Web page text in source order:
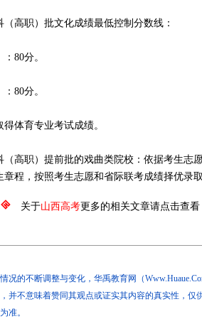
职）批文化成绩最低控制分数线：
80分。
80分。
体育专业考试成绩。
职）提前批的戏曲类院校：依据考生志
章程，按照考生志愿和省际联考成绩择优录
关于山西高考更多的相关文章请点击查看
况的不断调整与变化，华禹教育网（
并不意味着赞同其观点或证实其内容的真实性，仅
准。